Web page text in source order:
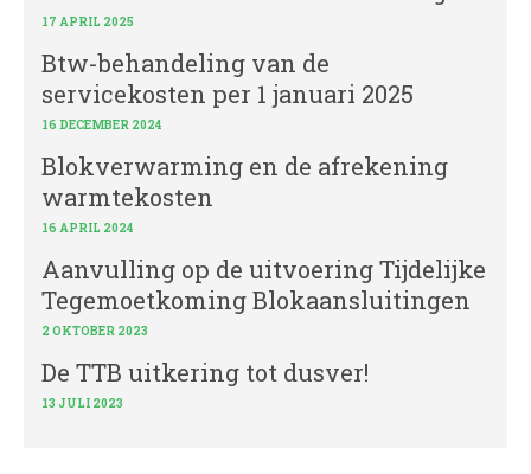
17 APRIL 2025
Btw-behandeling van de
servicekosten per 1 januari 2025
16 DECEMBER 2024
Blokverwarming en de afrekening
warmtekosten
16 APRIL 2024
Aanvulling op de uitvoering Tijdelijke
Tegemoetkoming Blokaansluitingen
2 OKTOBER 2023
De TTB uitkering tot dusver!
13 JULI 2023